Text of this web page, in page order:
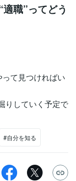
職”ってどう
って見つければい
りしていく予定で
#自分を知る